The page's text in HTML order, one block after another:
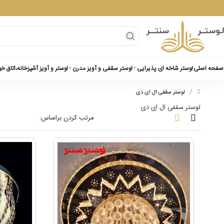
صفحه اصلیلوستر شاخه ای پذیرایی لوستر سقفی و آویز مدرن لوستر و آویز آشپزخانه،اتاق
/ لوستر سقفی ال ای دی
لوستر سقفی ال ای دی
مرتب کردن براساس: